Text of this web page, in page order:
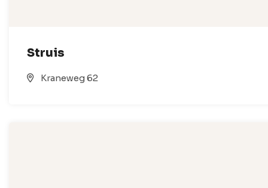
Struis
Kraneweg 62